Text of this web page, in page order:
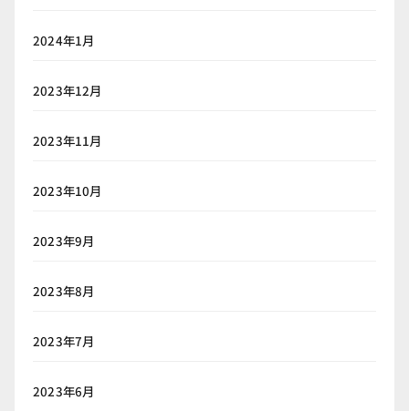
2024年1月
2023年12月
2023年11月
2023年10月
2023年9月
2023年8月
2023年7月
2023年6月